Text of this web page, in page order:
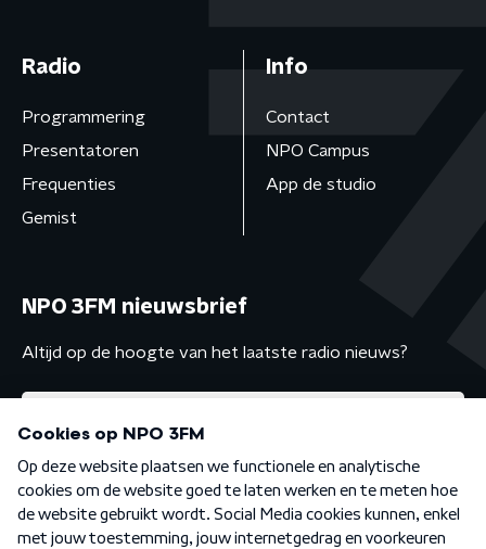
Radio
Programmering
Presentatoren
Frequenties
Gemist
Info
Contact
NPO Campus
App de studio
NPO 3FM nieuwsbrief
Altijd op de hoogte van het laatste radio nieuws?
Algemene voorwaarden Privacybeleid